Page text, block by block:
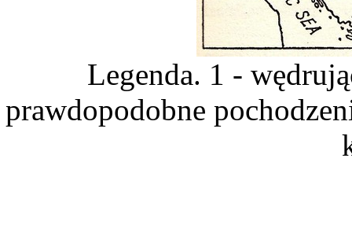
Legenda. 1 -
prawdopodobne